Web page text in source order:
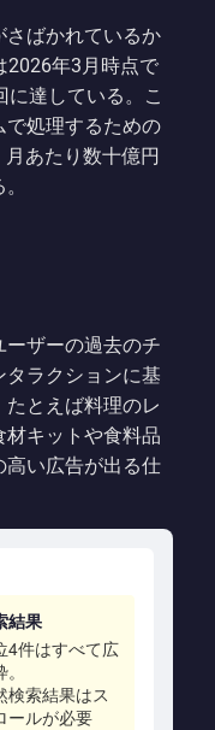
さばかれているか
2026年3月時点で
に達している。こ
で処理するための
あたり数十億円
ザーの過去のチ
タラクションに基
とえば料理のレ
材キットや食料品
高い広告が出る仕
結果
4件はすべて広
検索結果はス
ールが必要